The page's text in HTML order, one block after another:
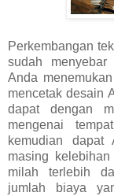
Perkembangan
sudah
Anda
mencetak desain
dapat dengan
mengenai
kemudian dapat
masing
milah terlebih
jumlah biaya